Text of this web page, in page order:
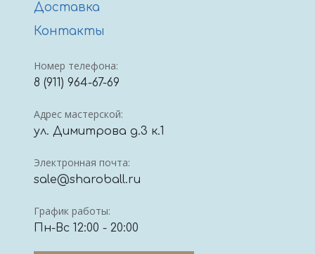
Доставка
Контакты
Номер телефона:
8 (911) 964-67-69
Адрес мастерской:
ул. Димитрова д.3 к.1
Электронная почта:
sale@sharoball.ru
График работы:
Пн-Вс 12:00 - 20:00